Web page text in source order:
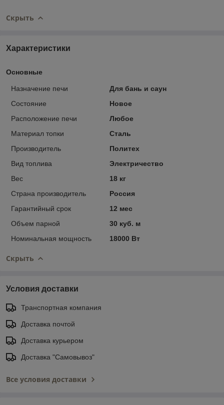
Скрыть
Характеристики
Основные
Назначение печи
Для бань и саун
Состояние
Новое
Расположение печи
Любое
Материал топки
Сталь
Производитель
Политех
Вид топлива
Электричество
Вес
18 кг
Страна производитель
Россия
Гарантийный срок
12 мес
Объем парной
30 куб. м
Номинальная мощность
18000 Вт
Скрыть
Условия доставки
Транспортная компания
Доставка почтой
Доставка курьером
Доставка "Самовывоз"
Все условия доставки